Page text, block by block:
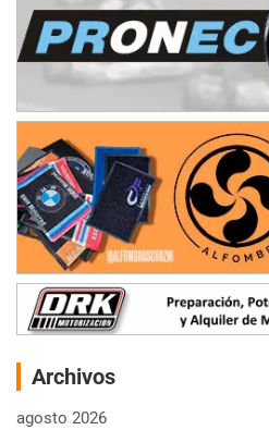
Archivos
agosto 2026